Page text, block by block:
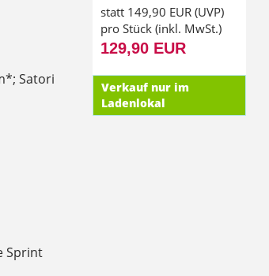
Satori
Sprint
statt 149,90 EUR (UVP)
pro Stück (inkl. MwSt.)
129,90 EUR
Verkauf nur im
Ladenlokal